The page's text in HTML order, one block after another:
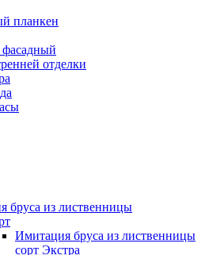
планкен
отделки
бруса из лиственницы
Имитация бруса из лиственницы
сорт Экстра